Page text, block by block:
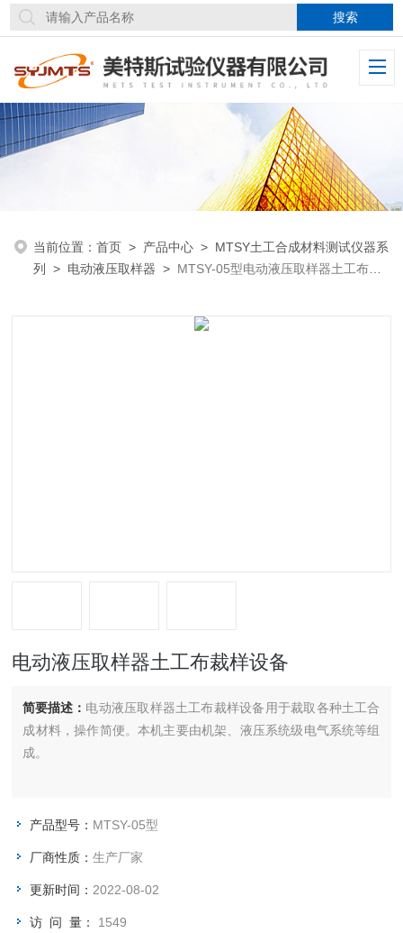
当前位置：首页 > 产品中心 > MTSY土工合成材料测试仪器系
列
> 电动液压取样器 > MTSY-05型电动液压取样器土工布裁
电动液压取样器土工布裁样设备
简要描述： 电动液压取样器土工布裁样设备用于裁取各种土工合
成材料，操作简便。本机主要由机架、液压系统级电气系统等组
成。
产品型号： MTSY-05型
厂商性质：生产厂家
更新时间： 2022-08-02
访 问 量： 1549